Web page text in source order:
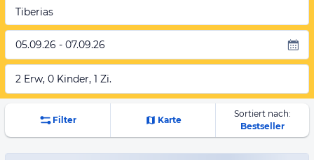
Tiberias
05.09.26 - 07.09.26
2 Erw, 0 Kinder, 1 Zi.
Filter Karte
Sortiert nach:
Bestseller